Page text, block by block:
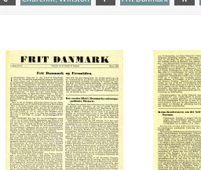
Crone, Erik
Curzon-Linien D Danmarks
Eifel F FN (De forenede Nationer)
HIPO
Hjortø, Keld, adjunkt Hobro Jalta
London
Lwow M Madsen, Poul, portør
Pancke, Günther
Paris Polen Randers
Steffensen Johansen, forstander
Storbritannien
USA
V Vesterhavet W Walthing, Henning